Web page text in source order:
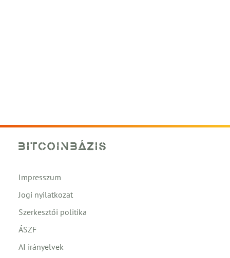
Impresszum
Jogi nyilatkozat
Szerkesztői politika
ÁSZF
AI irányelvek